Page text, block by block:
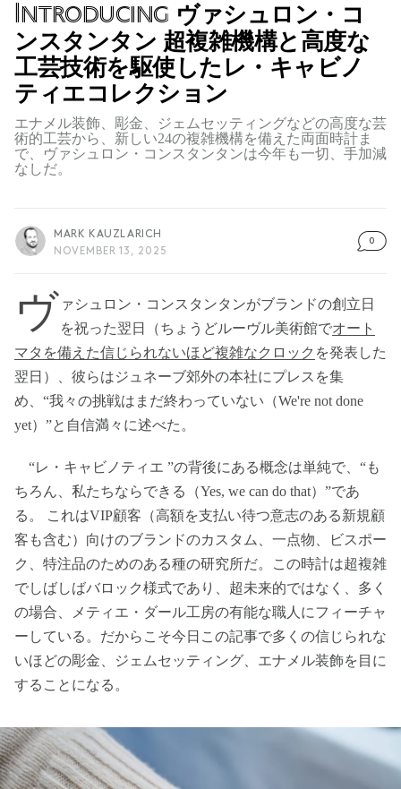
Introducing ヴァシュロン・コ
ンスタンタン 超複雑機構と高度な
工芸技術を駆使したレ・キャビノ
ティエコレクション
エナメル装飾、彫金、ジェムセッティングなどの高度な芸
術的工芸から、新しい24の複雑機構を備えた両面時計ま
で、ヴァシュロン・コンスタンタンは今年も一切、手加減
なしだ。
MARK KAUZLARICH
NOVEMBER 13, 2025
0
ヴ ァシュロン・コンスタンタンがブランドの創立日
を祝った翌日（ちょうどルーヴル美術館でオート
マタを備えた信じられないほど複雑なクロック を発表した
翌日）、彼らはジュネーブ郊外の本社にプレスを集
め、“我々の挑戦はまだ終わっていない（We're not done
yet）”と自信満々に述べた。
“レ・キャビノティエ ”の背後にある概念は単純で、“も
ちろん、私たちならできる（Yes, we can do that）”であ
る。 これはVIP顧客（高額を支払い待つ意志のある新規顧
客も含む）向けのブランドのカスタム、一点物、ビスポー
ク、特注品のためのある種の研究所だ。この時計は超複雑
でしばしばバロック様式であり、超未来的ではなく、多く
の場合、メティエ・ダール工房の有能な職人にフィーチャ
ーしている。だからこそ今日この記事で多くの信じられな
いほどの彫金、ジェムセッティング、エナメル装飾を目に
することになる。